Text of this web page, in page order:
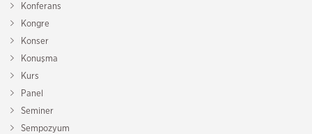
Konferans
Kongre
Konser
Konuşma
Kurs
Panel
Seminer
Sempozyum